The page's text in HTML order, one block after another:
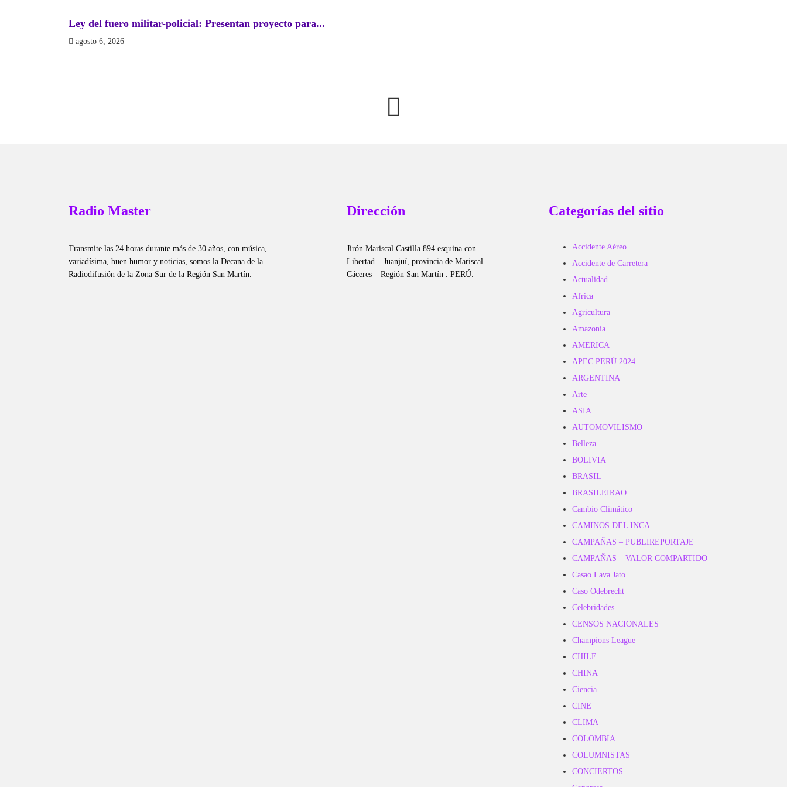
Ley del fuero militar-policial: Presentan proyecto para...
agosto 6, 2026
Radio Master
Transmite las 24 horas durante más de 30 años, con música,
variadísima, buen humor y noticias, somos la Decana de la
Radiodifusión de la Zona Sur de la Región San Martín.
Dirección
Jirón Mariscal Castilla 894 esquina con
Libertad – Juanjuí, provincia de Mariscal
Cáceres – Región San Martín . PERÚ.
Categorías del sitio
Accidente Aéreo
Accidente de Carretera
Actualidad
Africa
Agricultura
Amazonía
AMERICA
APEC PERÚ 2024
ARGENTINA
Arte
ASIA
AUTOMOVILISMO
Belleza
BOLIVIA
BRASIL
BRASILEIRAO
Cambio Climático
CAMINOS DEL INCA
CAMPAÑAS – PUBLIREPORTAJE
CAMPAÑAS – VALOR COMPARTIDO
Casao Lava Jato
Caso Odebrecht
Celebridades
CENSOS NACIONALES
Champions League
CHILE
CHINA
Ciencia
CINE
CLIMA
COLOMBIA
COLUMNISTAS
CONCIERTOS